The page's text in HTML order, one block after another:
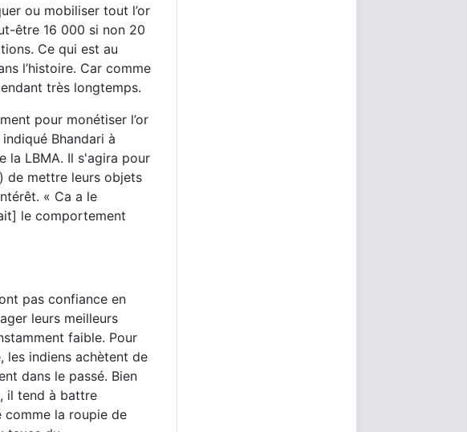
ou mobiliser tout l’or
être 16 000 si non 20
Ce qui est au
l’histoire. Car comme
très longtemps.
pour monétiser l’or
Bhandari à
la LBMA. Il s'agira pour
de mettre leurs objets
« Ca a le
le comportement
pas confiance en
leurs meilleurs
faible. Pour
les indiens achètent de
dans le passé. Bien
il tend à battre
comme la roupie de